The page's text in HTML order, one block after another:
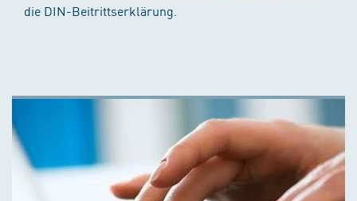
die DIN-Beitrittserklärung.